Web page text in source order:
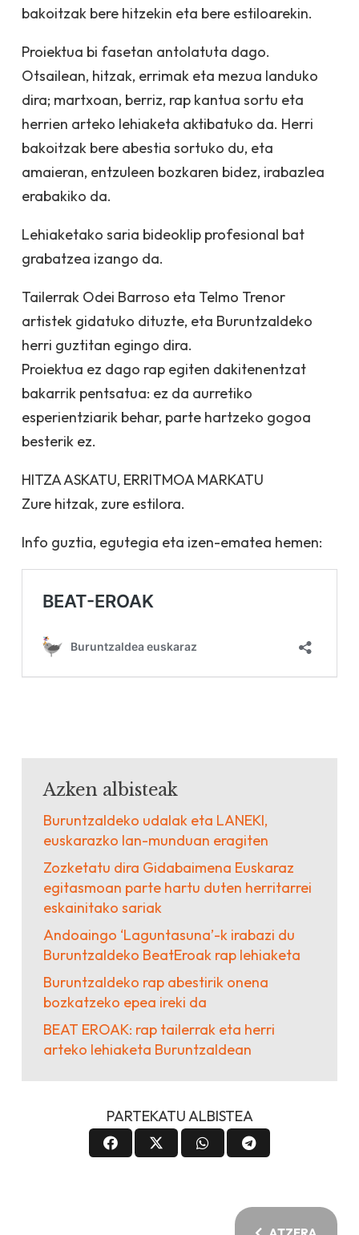
bakoitzak bere hitzekin eta bere estiloarekin.
Proiektua bi fasetan antolatuta dago.
Otsailean, hitzak, errimak eta mezua landuko
dira; martxoan, berriz, rap kantua sortu eta
herrien arteko lehiaketa aktibatuko da. Herri
bakoitzak bere abestia sortuko du, eta
amaieran, entzuleen bozkaren bidez, irabazlea
erabakiko da.
Lehiaketako saria bideoklip profesional bat
grabatzea izango da.
Tailerrak Odei Barroso eta Telmo Trenor
artistek gidatuko dituzte, eta Buruntzaldeko
herri guztitan egingo dira.
Proiektua ez dago rap egiten dakitenentzat
bakarrik pentsatua: ez da aurretiko
esperientziarik behar, parte hartzeko gogoa
besterik ez.
HITZA ASKATU, ERRITMOA MARKATU
Zure hitzak, zure estilora.
Info guztia, egutegia eta izen-ematea hemen:
Azken albisteak
Buruntzaldeko udalak eta LANEKI,
euskarazko lan-munduan eragiten
Zozketatu dira Gidabaimena Euskaraz
egitasmoan parte hartu duten herritarrei
eskainitako sariak
Andoaingo ‘Laguntasuna’-k irabazi du
Buruntzaldeko BeatEroak rap lehiaketa
Buruntzaldeko rap abestirik onena
bozkatzeko epea ireki da
BEAT EROAK: rap tailerrak eta herri
arteko lehiaketa Buruntzaldean
PARTEKATU ALBISTEA